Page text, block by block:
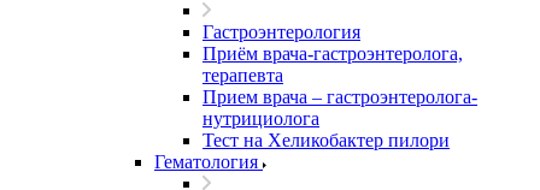
Гастроэнтерология
Приём врача-гастроэнтеролога,
терапевта
Прием врача – гастроэнтеролога-
нутрициолога
Тест на Хеликобактер пилори
Гематология